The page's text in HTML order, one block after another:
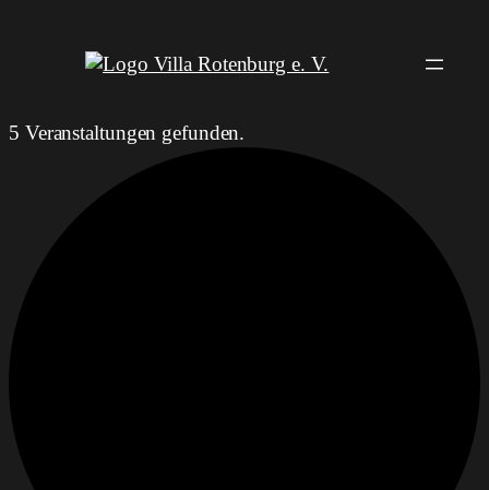
5 Veranstaltungen gefunden.